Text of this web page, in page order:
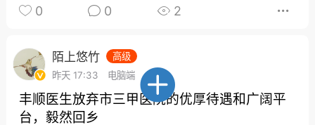
户倡议书请查
丰顺县丰良镇入选全省第一
批开展现代化建设的中心镇
名单！怎么做到的？ 来
人物
0 0 2
陌上悠竹
高级
昨天 17:33
电脑端 人物
丰顺医生放弃市三甲医院的优厚待遇和广阔平
台，毅然回乡